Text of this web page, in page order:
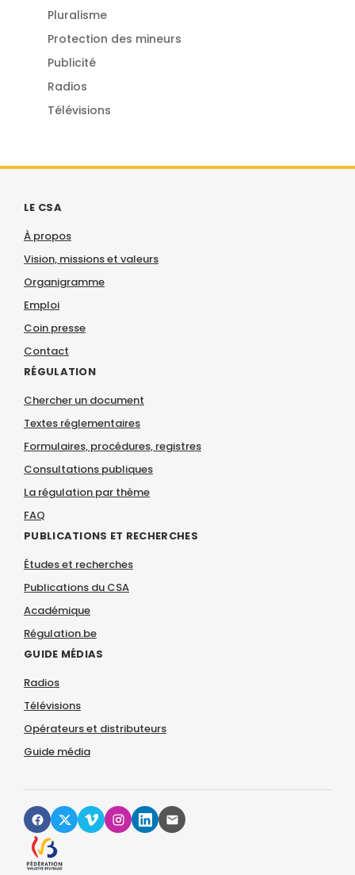
Pluralisme
Protection des mineurs
Publicité
Radios
Télévisions
LE CSA
À propos
Vision, missions et valeurs
Organigramme
Emploi
Coin presse
Contact
RÉGULATION
Chercher un document
Textes réglementaires
Formulaires, procédures, registres
Consultations publiques
La régulation par thème
FAQ
PUBLICATIONS ET RECHERCHES
Études et recherches
Publications du CSA
Académique
Régulation.be
GUIDE MÉDIAS
Radios
Télévisions
Opérateurs et distributeurs
Guide média